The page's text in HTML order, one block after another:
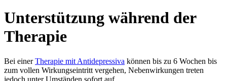
Unterstützung während der
Therapie
Bei einerTherapie mit Antidepressiva können bis zu 6 Wochen bis
zum vollen Wirkungseintritt vergehen, Nebenwirkungen treten
jedoch unter Umständen sofort auf.